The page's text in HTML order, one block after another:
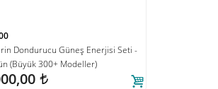
Dondurucu Güneş Enerjisi Seti -
(Büyük 300+ Modeller)
t